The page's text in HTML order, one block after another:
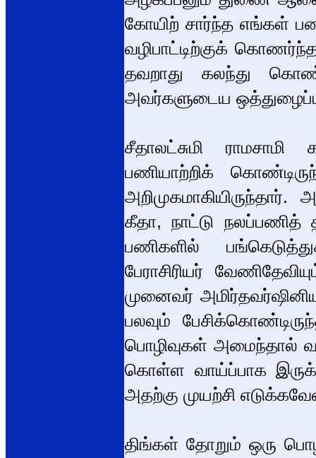
கோயிற் சார்ந்த எங்கள்
வழிபாட்டிற்குக்
தவறாது கலந்து
அவர்களுடைய
சீதாலட்சுமி ராமசாமி
பணியாற்றிக்
அறிமுகமாகியிருந்தார்.
கீதா, நாட்டு நலப்பணித்
பணிகளில்
பேராசிரியர்
முனைவர்
பலவும்
பொழிவுகள் அமைந்தால்
கொள்ள வாய்ப்பாக
அதற்கு முயற்சி
திங்கள் தோறும் ஒரு